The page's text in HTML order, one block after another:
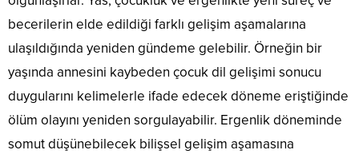
becerilerin elde edildiği farklı gelişim aşamalarına
ulaşıldığında yeniden gündeme gelebilir. Örneğin bir
yaşında annesini kaybeden çocuk dil gelişimi sonucu
duygularını kelimelerle ifade edecek döneme eriştiğinde
ölüm olayını yeniden sorgulayabilir. Ergenlik döneminde
somut düşünebilecek bilişsel gelişim aşamasına